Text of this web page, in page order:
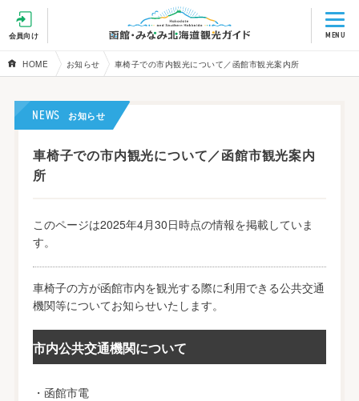
MENU
会員向け
HOME お知らせ 車椅子での市内観光について／函館市観光案内所
NEWS お知らせ
車椅子での市内観光について／函館市観光案内
所
このページは2025年4月30日時点の情報を掲載していま
す。
車椅子の方が函館市内を観光する際に利用できる公共交通
機関等についてお知らせいたします。
市内公共交通機関について
・函館市電